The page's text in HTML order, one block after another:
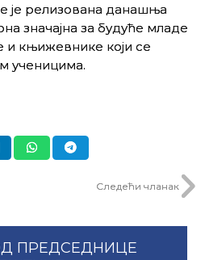
је релизована данашња
значајна за будуће младе
и књижевнике који се
ученицима.
Следећи чланак
ПРЕДСЕДНИЦЕ